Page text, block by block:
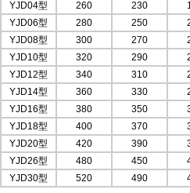
YJD04型
260 230
YJD06型
280 250
YJD08型
300 270
YJD10型
320 290
YJD12型
340 310
YJD14型
360 330
YJD16型
380 350
YJD18型
400 370
YJD20型
420 390
YJD26型
480 450
YJD30型
520 490